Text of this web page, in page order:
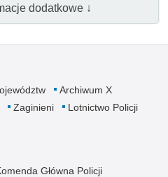
dodatkowe ↓
Archiwum X
Zaginieni
Lotnictwo Policji
Główna Policji